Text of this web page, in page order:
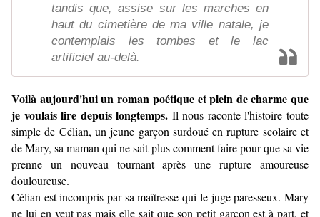
tandis que, assise sur les marches en
haut du cimetière de ma ville natale, je
contemplais les tombes et le lac
artificiel au-delà.
Voilà aujourd'hui un roman poétique et plein de charme que
je voulais lire depuis longtemps. Il nous raconte l'histoire toute
simple de Célian, un jeune garçon surdoué en rupture scolaire et
de Mary, sa maman qui ne sait plus comment faire pour que sa vie
prenne un nouveau tournant après une rupture amoureuse
douloureuse.
Célian est incompris par sa maîtresse qui le juge paresseux. Mary
ne lui en veut pas mais elle sait que son petit garçon est à part, et